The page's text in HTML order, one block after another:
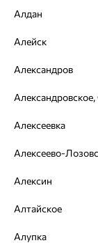
4 платежа по 5 271
Вес:2.07 — 2.32
Цвет металла:
Проба:
Алдан
Алейск
Александров
Алексеевка
Алексеево-
Алексин
Алтайское
Алупка